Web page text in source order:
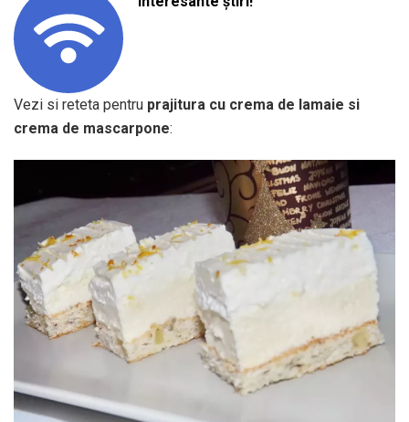
Vezi si reteta pentru prajitura cu crema de lamaie si
crema de mascarpone: